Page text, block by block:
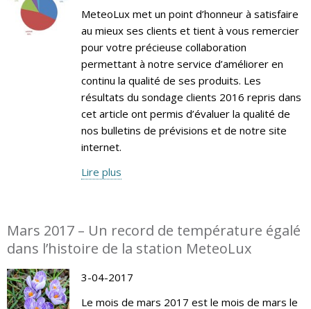
MeteoLux met un point d’honneur à satisfaire
au mieux ses clients et tient à vous remercier
pour votre précieuse collaboration
permettant à notre service d’améliorer en
continu la qualité de ses produits. Les
résultats du sondage clients 2016 repris dans
cet article ont permis d’évaluer la qualité de
nos bulletins de prévisions et de notre site
internet.
Lire plus
Mars 2017 – Un record de température égalé
dans l’histoire de la station MeteoLux
3-04-2017
Le mois de mars 2017 est le mois de mars le